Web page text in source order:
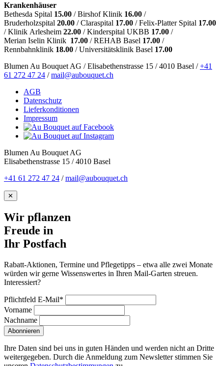
Krankenhäuser
Bethesda Spital 15.00 / Birshof Klinik 16.00 /
Bruderholzspital 20.00 / Claraspital 17.00 / Felix-Platter Spital 17.00
/ Klinik Arlesheim 22.00 / Kinderspital UKBB 17.00 /
Merian Iselin Klinik 17.00 / REHAB Basel 17.00 /
Rennbahnklinik 18.00 / Universitätsklinik Basel 17.00
Blumen Au Bouquet AG / Elisabethenstrasse 15 / 4010 Basel /+41
61 272 47 24 /mail@aubouquet.ch
AGB
Datenschutz
Lieferkonditionen
Impressum
Blumen Au Bouquet AG
Elisabethenstrasse 15 / 4010 Basel
+41 61 272 47 24 /mail@aubouquet.ch
✕
Wir pflanzen
Freude in
Ihr Postfach
Rabatt-Aktionen, Termine und Pflegetipps – etwa alle zwei Monate
würden wir gerne Wissenswertes in Ihren Mail-Garten streuen.
Interessiert?
Pflichtfeld E-Mail*
Vorname
Nachname
Abonnieren
Ihre Daten sind bei uns in guten Händen und werden nicht an Dritte
weitergegeben. Durch die Anmeldung zum Newsletter stimmen Sie